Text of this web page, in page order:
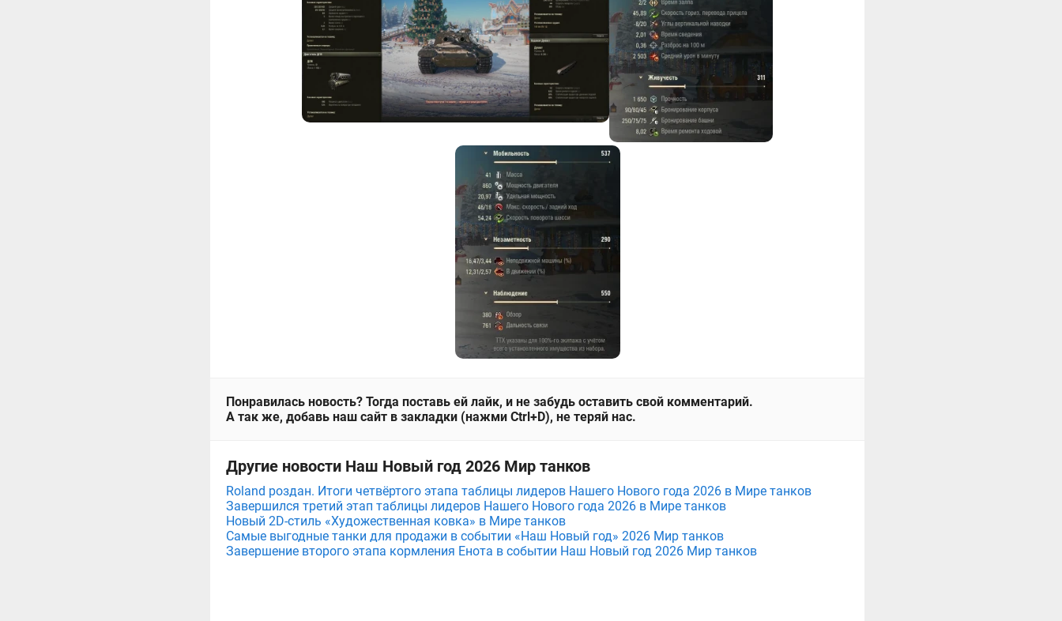
Понравилась новость? Тогда поставь ей лайк, и не забудь оставить свой комментарий.
А так же, добавь наш сайт в закладки (нажми Ctrl+D), не теряй нас.
Другие новости Наш Новый год 2026 Мир танков
Roland роздан. Итоги четвёртого этапа таблицы лидеров Нашего Нового года 2026 в Мире танков
Завершился третий этап таблицы лидеров Нашего Нового года 2026 в Мире танков
Новый 2D-стиль «Художественная ковка» в Мире танков
Самые выгодные танки для продажи в событии «Наш Новый год» 2026 Мир танков
Завершение второго этапа кормления Енота в событии Наш Новый год 2026 Мир танков